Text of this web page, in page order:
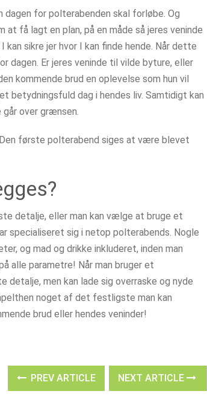
for polterabenden skal forløbe. Og
at få lagt en plan, på en måde så jeres veninde
sikre jer hvor I kan finde hende. Når dette
Er jeres veninde til vilde byture, eller
kommende brud en oplevelse som hun vil
betydningsfuld dag i hendes liv. Samtidigt kan
over grænsen.
første polterabend siges at være blevet
detalje, eller man kan vælge at bruge et
specialiseret sig i netop polterabends. Nogle
og mad og drikke inkluderet, inden man
alle parametre! Når man bruger et
men kan lade sig overraske og nyde
noget af det festligste man kan
brud eller hendes veninder!
PREV ARTICLE NEXT ARTICLE